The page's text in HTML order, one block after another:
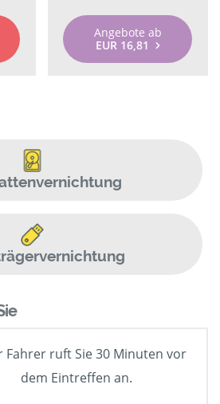
Angebote ab
EUR 16,81
Fahrer ruft Sie 30 Minuten vor
dem Eintreffen an.